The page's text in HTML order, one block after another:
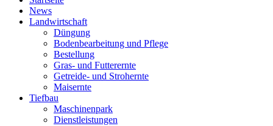
News
Landwirtschaft
Düngung
Bodenbearbeitung und Pflege
Bestellung
Gras- und Futterernte
Getreide- und Strohernte
Maisernte
Tiefbau
Maschinenpark
Dienstleistungen